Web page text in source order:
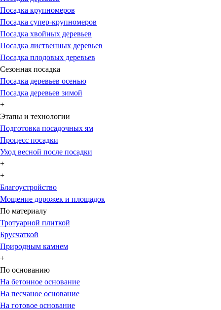
Посадка крупномеров
Посадка супер-крупномеров
Посадка хвойных деревьев
Посадка лиственных деревьев
Посадка плодовых деревьев
Сезонная посадка
Посадка деревьев осенью
Посадка деревьев зимой
+
Этапы и технологии
Подготовка посадочных ям
Процесс посадки
Уход весной после посадки
+
+
Благоустройство
Мощение дорожек и площадок
По материалу
Тротуарной плиткой
Брусчаткой
Природным камнем
+
По основанию
На бетонное основание
На песчаное основание
На готовое основание